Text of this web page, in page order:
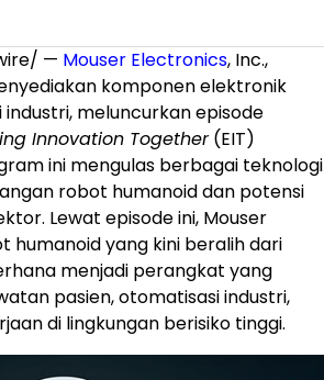
— Mouser Electronics, Inc.,
komponen elektronik
meluncurkan episode
Innovation Together(EIT)
ini mengulas berbagai teknologi
robot humanoid dan potensi
Lewat episode ini, Mouser
yang kini beralih dari
menjadi perangkat yang
pasien, otomatisasi industri,
di lingkungan berisiko tinggi.